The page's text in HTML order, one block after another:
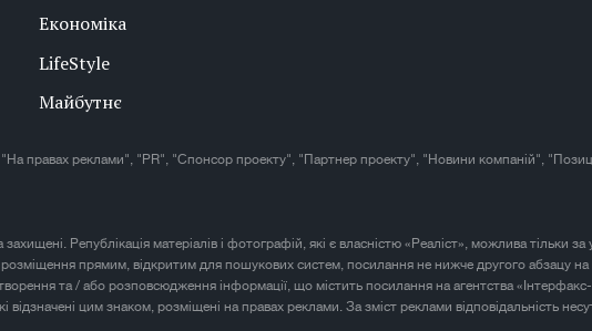
Економіка
LifeStyle
Майбутнє
правах реклами", "PR", "Спонсор проекту", "Партнер проекту", "Новини компаній",
захищені. Републікація матеріалів і фотографій, які є власністю «Реаліст», можлива тільки
прямим, відкритим для пошукових систем, посилання не нижче другого абзацу
та / або розповсюдження інформації, що містить посилання на агентства
відзначені цим знаком, розміщені на правах реклами. За зміст реклами відповідальність